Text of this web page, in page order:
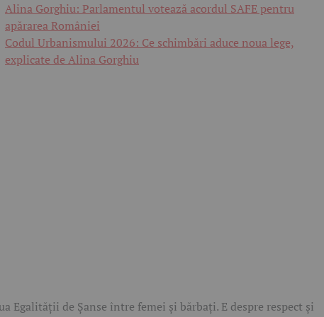
Alina Gorghiu: Parlamentul votează acordul SAFE pentru
apărarea României
Codul Urbanismului 2026: Ce schimbări aduce noua lege,
explicate de Alina Gorghiu
Egalității de Șanse între femei și bărbați. E despre respect și